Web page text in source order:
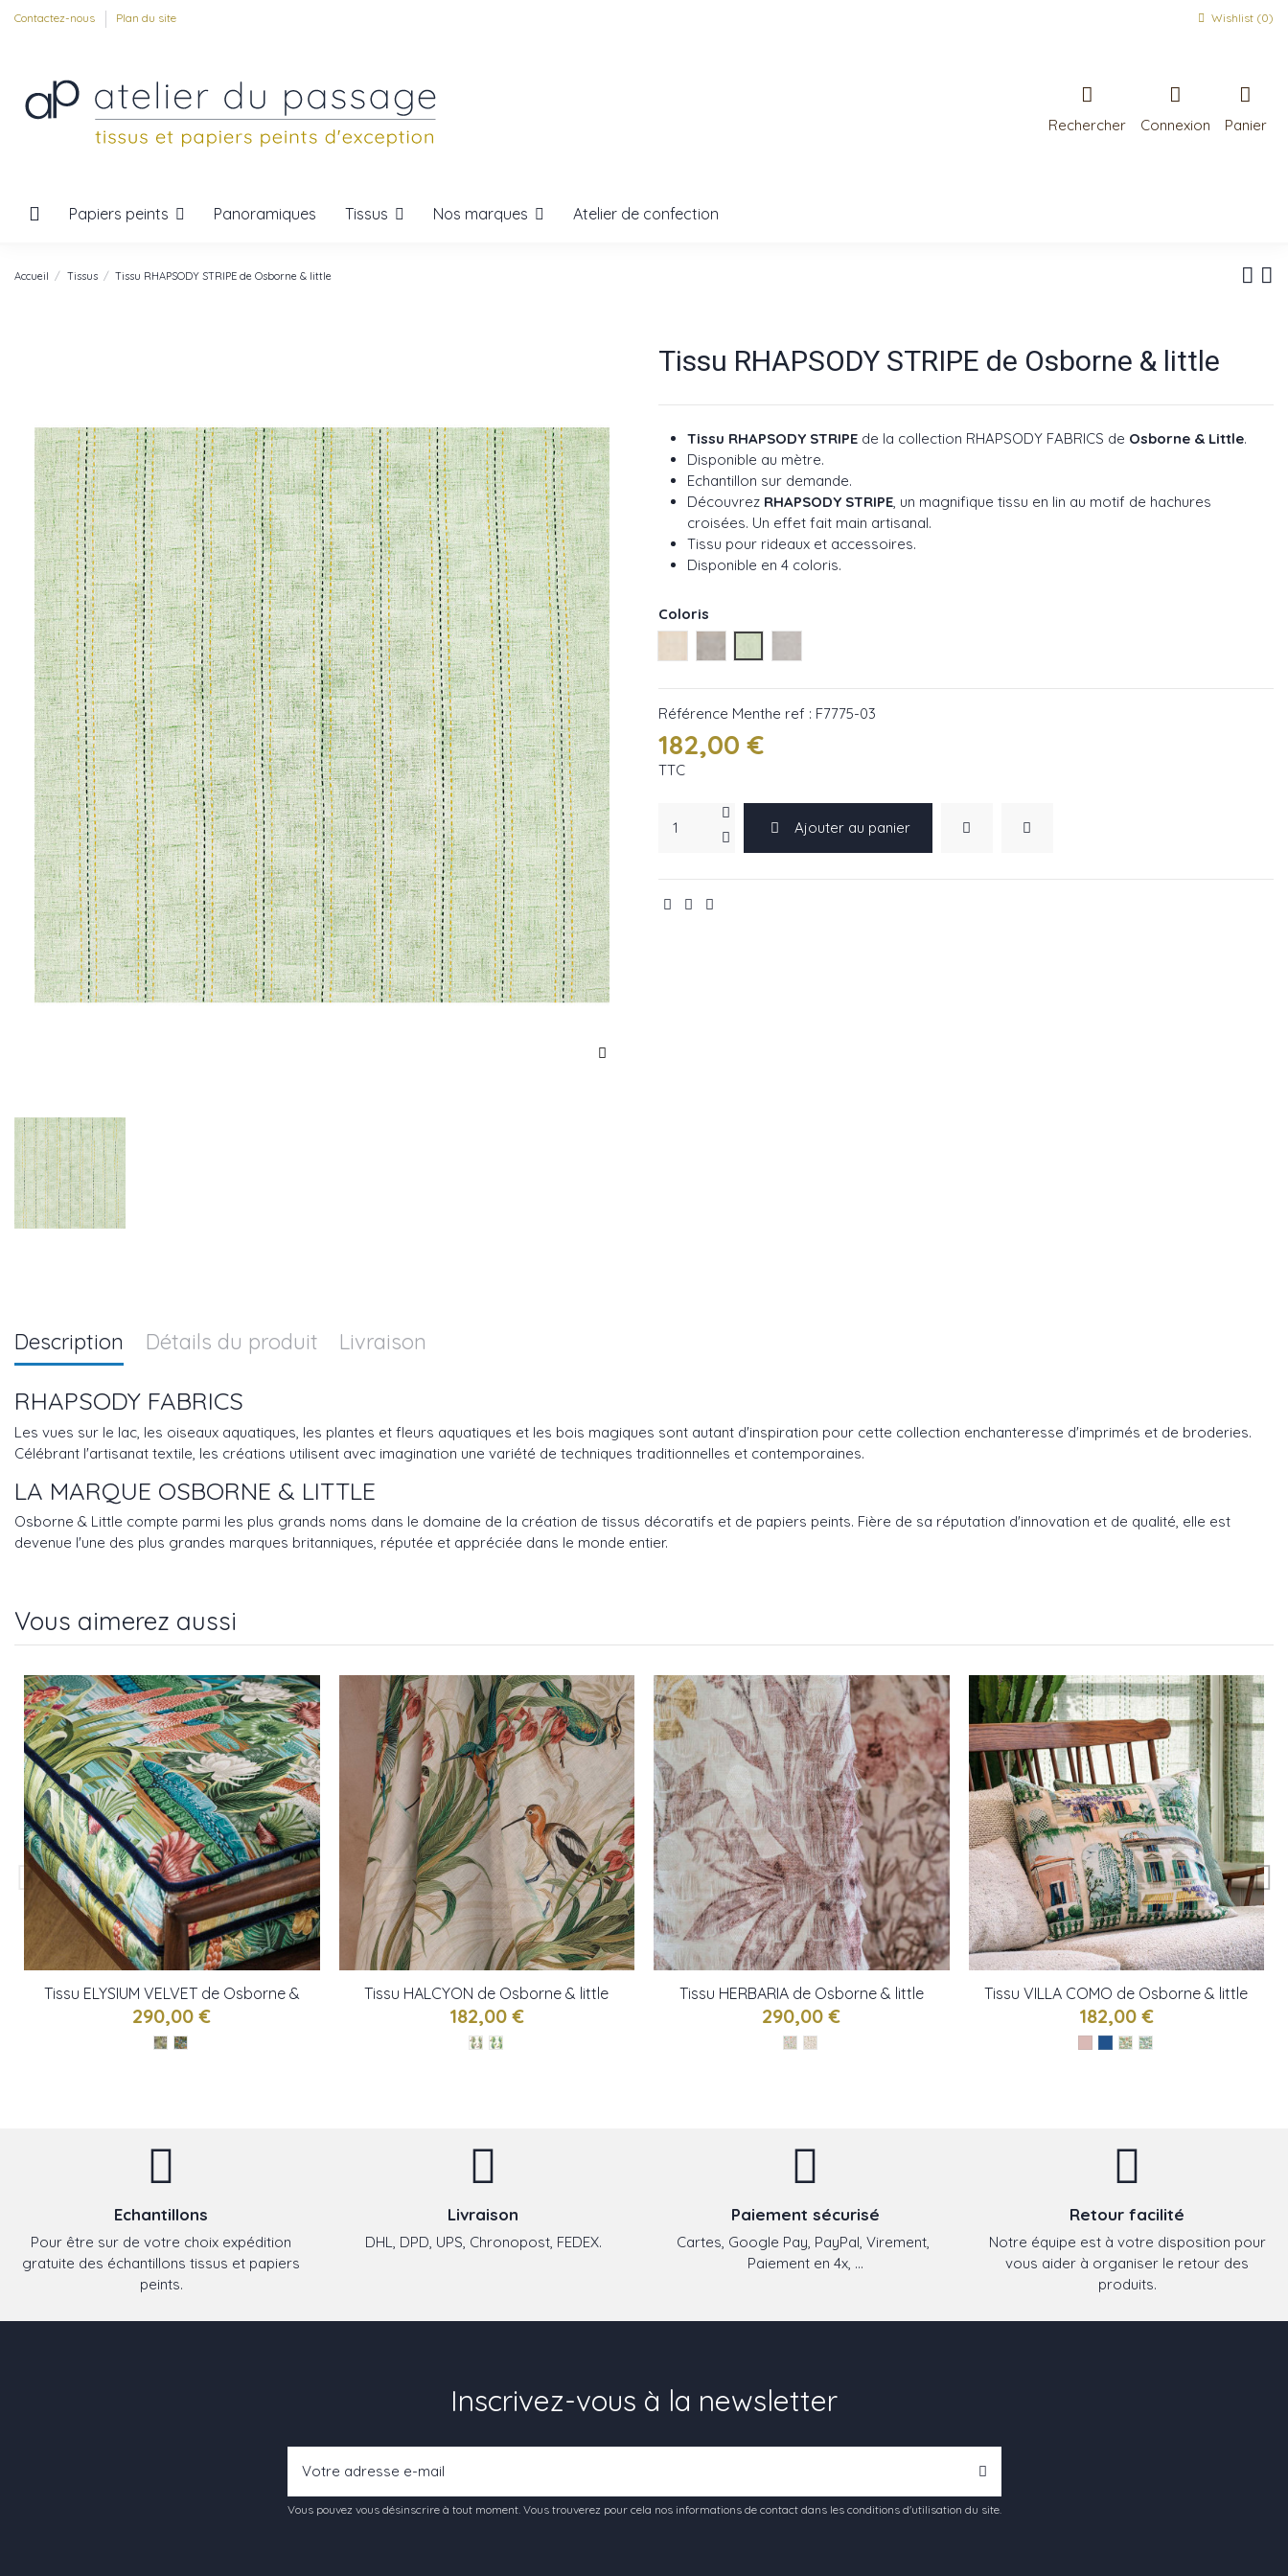
Contactez-nous Plan du site Wishlist (0)
Rechercher Connexion Panier
Papiers peints Panoramiques Tissus Nos marques Atelier de confection
Accueil Tissus Tissu RHAPSODY STRIPE de Osborne & little
Tissu RHAPSODY STRIPE de Osborne & little
Tissu RHAPSODY STRIPE de la collection RHAPSODY FABRICS de Osborne & Little.
Disponible au mètre.
Echantillon sur demande.
Découvrez RHAPSODY STRIPE, un magnifique tissu en lin au motif de hachures
croisées. Un effet fait main artisanal.
Tissu pour rideaux et accessoires.
Disponible en 4 coloris.
Coloris
Référence Menthe ref : F7775-03
182,00 €
TTC
Ajouter au panier
Description Détails du produit Livraison
RHAPSODY FABRICS
Les vues sur le lac, les oiseaux aquatiques, les plantes et fleurs aquatiques et les bois magiques sont autant d'inspiration pour cette collection enchanteresse d'imprimés et de broderies.
Célébrant l'artisanat textile, les créations utilisent avec imagination une variété de techniques traditionnelles et contemporaines.
LA MARQUE OSBORNE & LITTLE
Osborne & Little compte parmi les plus grands noms dans le domaine de la création de tissus décoratifs et de papiers peints. Fière de sa réputation d'innovation et de qualité, elle est
devenue l'une des plus grandes marques britanniques, réputée et appréciée dans le monde entier.
Vous aimerez aussi
Tissu ELYSIUM VELVET de Osborne &
little
290,00 €
Tissu HALCYON de Osborne & little
182,00 €
Tissu HERBARIA de Osborne & little
290,00 €
Tissu VILLA COMO de Osborne & little
182,00 €
Echantillons
Pour être sur de votre choix expédition
gratuite des échantillons tissus et papiers
peints.
Livraison
DHL, DPD, UPS, Chronopost, FEDEX.
Paiement sécurisé
Cartes, Google Pay, PayPal, Virement,
Paiement en 4x, ...
Retour facilité
Notre équipe est à votre disposition pour
vous aider à organiser le retour des
produits.
Inscrivez-vous à la newsletter
Vous pouvez vous désinscrire à tout moment. Vous trouverez pour cela nos informations de contact dans les conditions d'utilisation du site.